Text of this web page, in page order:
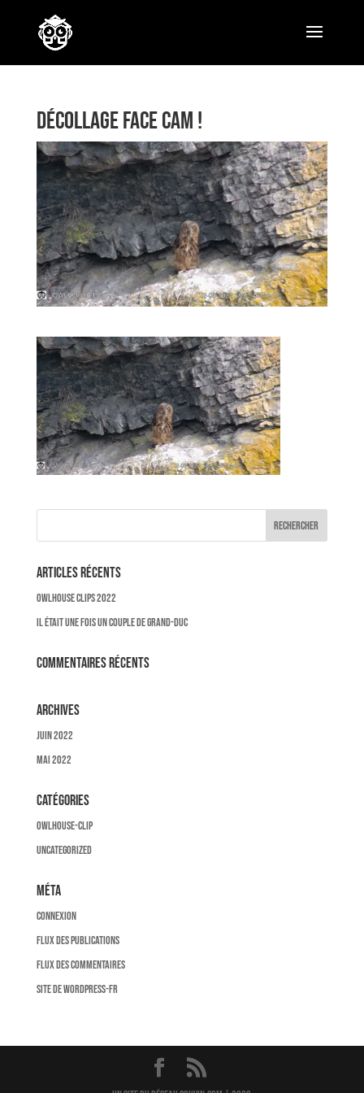
Décollage face cam !
Articles récents
OWLHOUSE CLIPS 2022
Il était une fois un couple de Grand-Duc
Commentaires récents
Archives
juin 2022
mai 2022
Catégories
owlhouse-clip
Uncategorized
Méta
Connexion
Flux des publications
Flux des commentaires
Site de WordPress-FR